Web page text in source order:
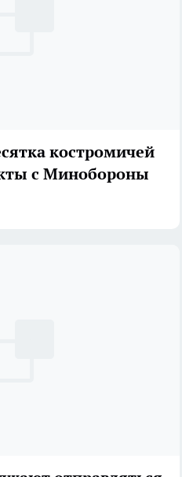
костромичей
с Минобороны